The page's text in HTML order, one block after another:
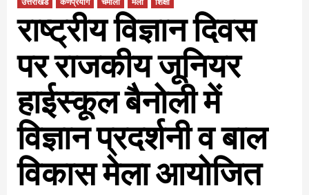
राष्ट्रीय विज्ञान दिवस
पर राजकीय जूनियर
हाईस्कूल बैनोली में
विज्ञान प्रदर्शनी व बाल
विकास मेला आयोजित